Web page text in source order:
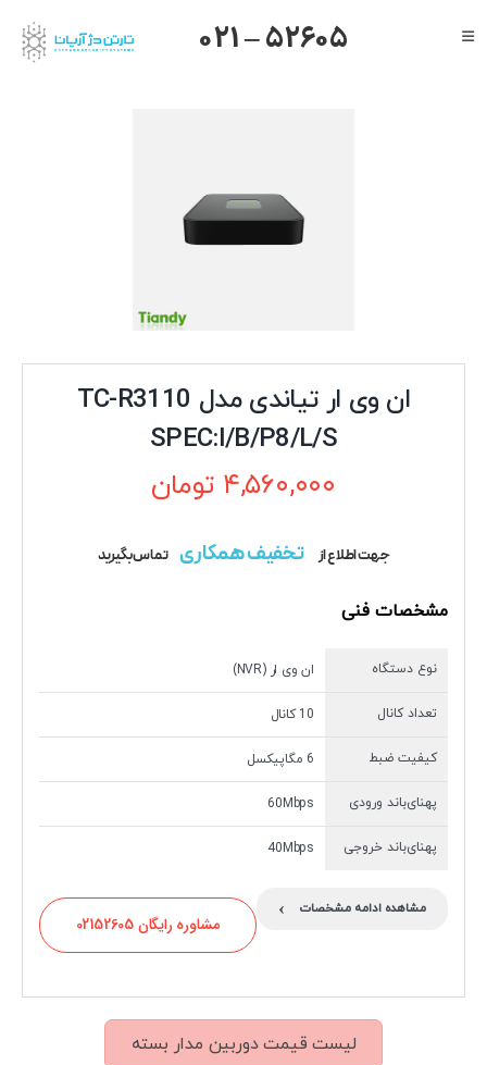
to
Toggle
021 – 52605
ان وی ار تیاندی مدل TC-R3110
SPEC:I/B/P8/L/S
۴,۵۶۰,۰۰۰ تومان
جهت اطلاع از تخفیف همکاری تماس بگیرید
مشخصات فنی
نوع دستگاه ان وی ار (NVR)
تعداد کانال 10 کانال
کیفیت ضبط 6 مگاپیکسل
پهنای‌باند ورودی 60Mbps
پهنای‌باند خروجی 40Mbps
مشاهده ادامه مشخصات ›
مشاوره رایگان 02152605
لیست قیمت دوربین مدار بسته